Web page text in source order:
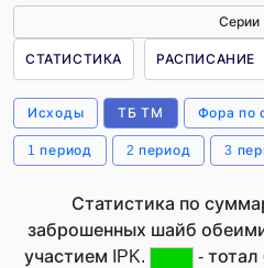
Серии
СТАТИСТИКА РАСПИСАНИЕ
Исходы ТБ ТМ Фора по
1 период 2 период 3
Статистика по
заброшенных шайб
участием IPK.
-